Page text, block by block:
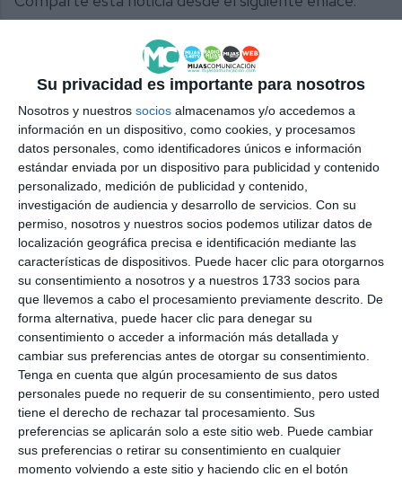
Su privacidad es importante para nosotros
Nosotros y nuestros socios almacenamos y/o accedemos a
información en un dispositivo, como cookies, y procesamos
datos personales, como identificadores únicos e información
estándar enviada por un dispositivo para publicidad y contenido
personalizado, medición de publicidad y contenido,
investigación de audiencia y desarrollo de servicios. Con su
permiso, nosotros y nuestros socios podemos utilizar datos de
localización geográfica precisa e identificación mediante las
características de dispositivos. Puede hacer clic para otorgarnos
su consentimiento a nosotros y a nuestros 1733 socios para
que llevemos a cabo el procesamiento previamente descrito. De
forma alternativa, puede hacer clic para denegar su
consentimiento o acceder a información más detallada y
cambiar sus preferencias antes de otorgar su consentimiento.
Tenga en cuenta que algún procesamiento de sus datos
personales puede no requerir de su consentimiento, pero usted
tiene el derecho de rechazar tal procesamiento. Sus
preferencias se aplicarán solo a este sitio web. Puede cambiar
sus preferencias o retirar su consentimiento en cualquier
momento volviendo a este sitio y haciendo clic en el botón
EDUCACIÓN ESPECIAL